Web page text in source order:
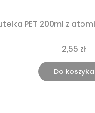
PET 200ml z
2,55 zł
Do koszyka